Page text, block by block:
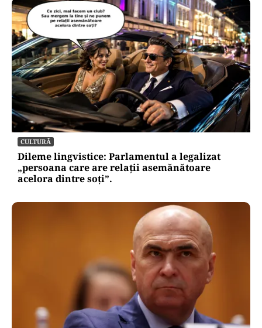
CULTURĂ
Dileme lingvistice: Parlamentul a legalizat
„persoana care are relații asemănătoare
acelora dintre soți”.